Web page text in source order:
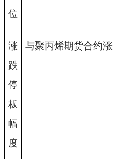
位
涨
跌
停
板
幅
度
与聚丙烯期货合约